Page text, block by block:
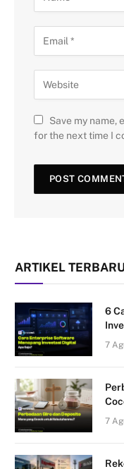
Save my name,
for the next time I
ARTIKEL
6
7
7